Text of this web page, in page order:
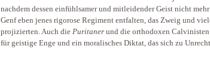
nachdem dessen einfühlsamer und mitleidender Geist nicht
Genf eben jenes rigorose Regiment entfalten, das Zweig und
projizierten. Auch die Puritaner und die orthodoxen
für geistige Enge und ein moralisches Diktat, das sich zu